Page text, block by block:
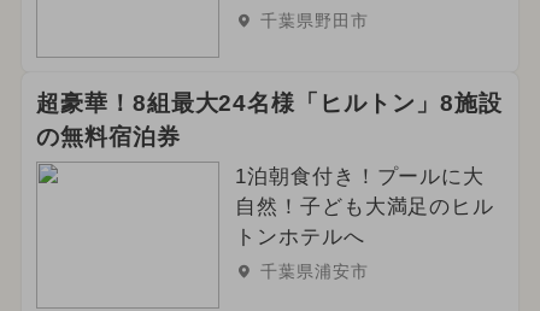
千葉県野田市
超豪華！8組最大24名様「ヒルトン」8施設
の無料宿泊券
1泊朝食付き！プールに大
自然！子ども大満足のヒル
トンホテルへ
千葉県浦安市